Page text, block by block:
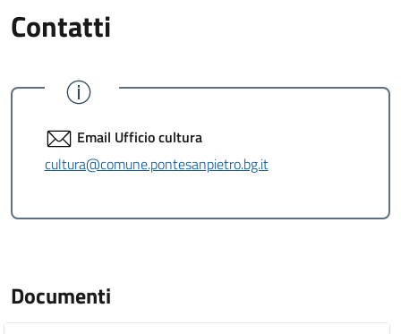
Contatti
Email Ufficio cultura
cultura@comune.pontesanpietro.bg.it
Documenti